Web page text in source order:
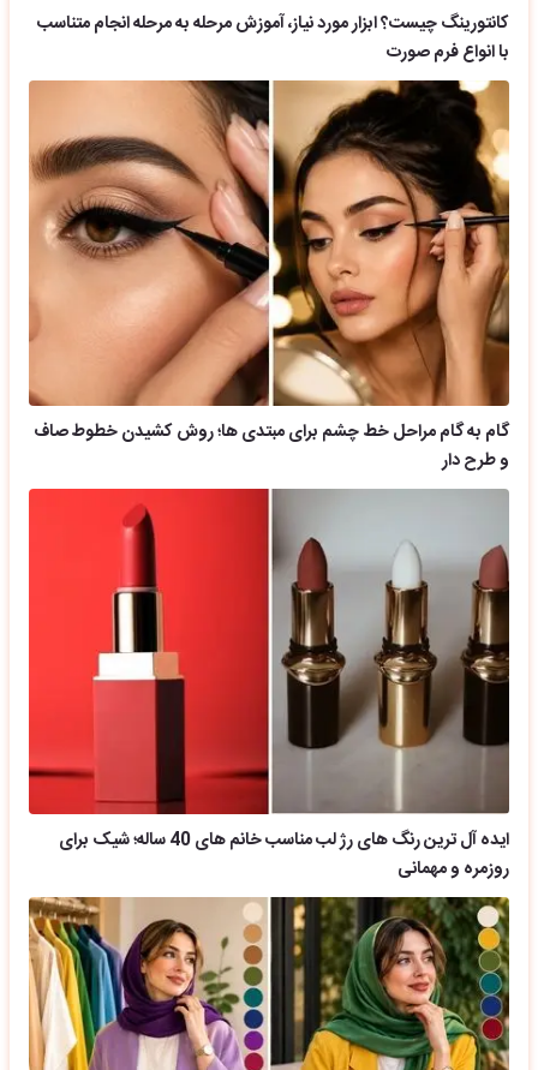
کانتورینگ چیست؟ ابزار مورد نیاز، آموزش مرحله به مرحله انجام متناسب
با انواع فرم صورت
گام به گام مراحل خط چشم برای مبتدی ها؛ روش کشیدن خطوط صاف
و طرح دار
ایده آل ترین رنگ های رژ لب مناسب خانم های 40 ساله؛ شیک برای
روزمره و مهمانی